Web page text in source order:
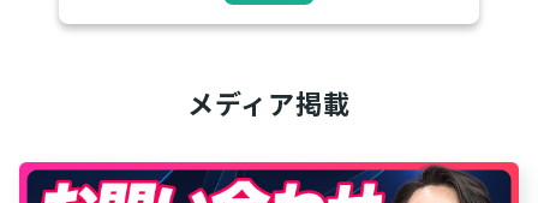
メディア掲載